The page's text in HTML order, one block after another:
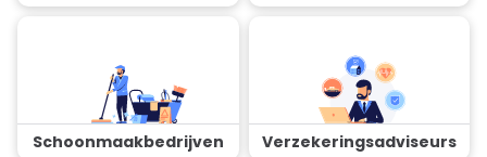
Schoonmaakbedrijven Verzekeringsadviseurs